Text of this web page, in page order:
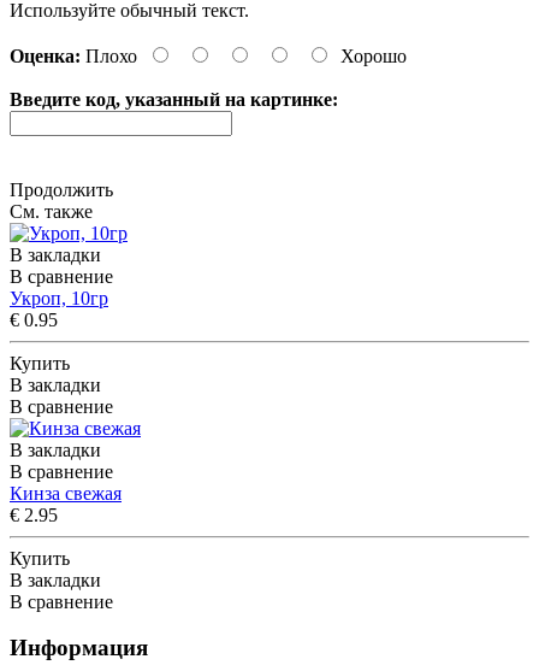
Используйте обычный текст.
Оценка: Плохо Хорошо
Введите код, указанный на картинке:
Продолжить
См. также
В закладки
В сравнение
Укроп, 10гp
€ 0.95
Купить
В закладки
В сравнение
В закладки
В сравнение
Кинза свежая
€ 2.95
Купить
В закладки
В сравнение
Информация